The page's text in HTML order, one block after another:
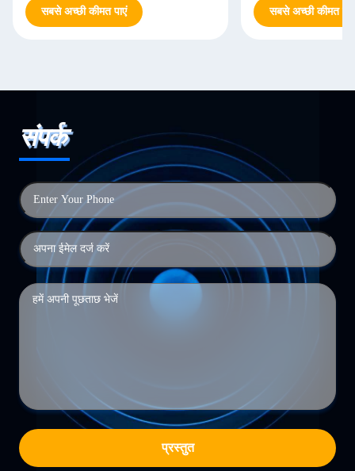
सबसे अच्छी कीमत पाएं सबसे अच्छी कीमत पाएं
संपर्क
प्रस्तुत